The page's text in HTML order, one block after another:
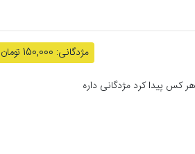
مژدگانی: 150,000 تومان
کس پیدا کرد مژدگانی داره